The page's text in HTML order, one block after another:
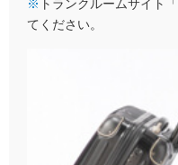
※ トランクルームサイト「
てください。